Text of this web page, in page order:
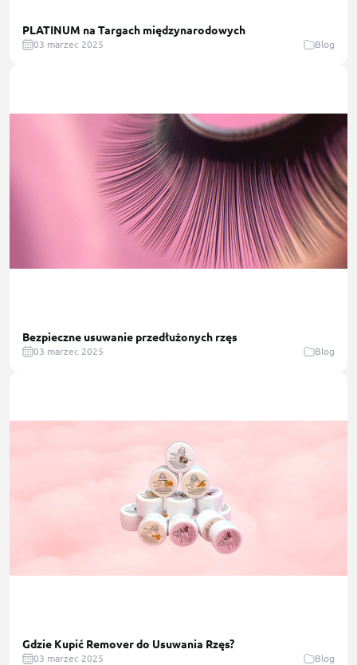
PLATINUM na Targach międzynarodowych
03 marzec 2025 Blog
Bezpieczne usuwanie przedłużonych rzęs
03 marzec 2025 Blog
Gdzie Kupić Remover do Usuwania Rzęs?
03 marzec 2025 Blog